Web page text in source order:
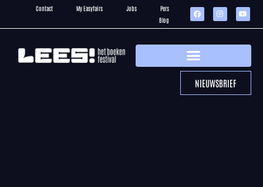
Contact My Easyfairs Jobs
Pers
Blog
NIEUWSBRIEF